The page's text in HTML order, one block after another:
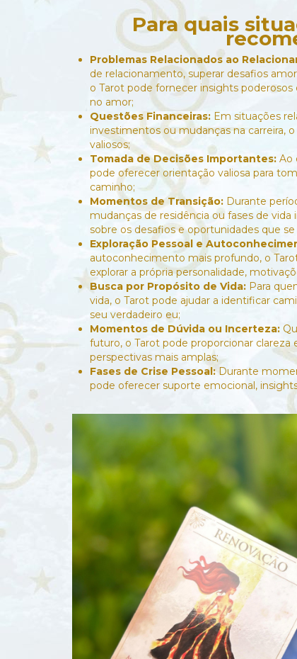
Para quais
Problemas Relacionados ao
de relacionamento, superar desafios
o Tarot pode fornecer insights
no amor;
Questões Financeiras: Em situações
investimentos ou mudanças na carreira,
valiosos;
Tomada de Decisões Importantes: Ao
pode oferecer orientação valiosa para
caminho;
Momentos de Transição: Durante
mudanças de residência ou fases de
sobre os desafios e oportunidades que
Exploração Pessoal e
autoconhecimento mais profundo, o
explorar a própria personalidade,
Busca por Propósito de Vida: Para
vida, o Tarot pode ajudar a identificar
seu verdadeiro eu;
Momentos de Dúvida ou Incerteza:
futuro, o Tarot pode proporcionar clareza
perspectivas mais amplas;
Fases de Crise Pessoal:Durante
pode oferecer suporte emocional,